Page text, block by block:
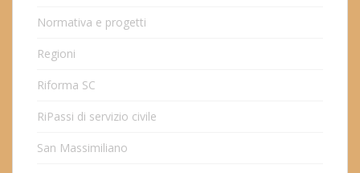
Normativa e progetti
Regioni
Riforma SC
RiPassi di servizio civile
San Massimiliano